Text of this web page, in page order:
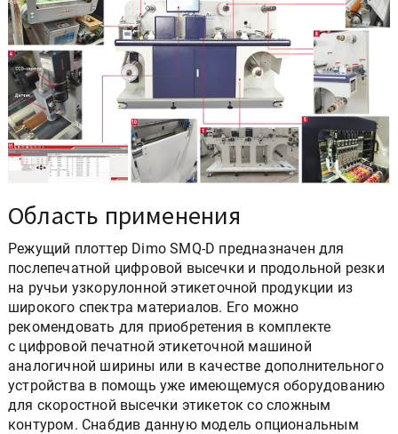
Область применения
Режущий плоттер Dimo SMQ-D предназначен для
послепечатной цифровой высечки и продольной резки
на ручьи узкорулонной этикеточной продукции из
широкого спектра материалов. Его можно
рекомендовать для приобретения в комплекте
с цифровой печатной этикеточной машиной
аналогичной ширины или в качестве дополнительного
устройства в помощь уже имеющемуся оборудованию
для скоростной высечки этикеток со сложным
контуром. Снабдив данную модель опциональным